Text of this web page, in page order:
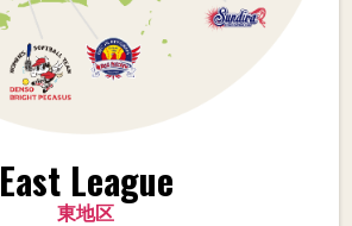
East League
東地区